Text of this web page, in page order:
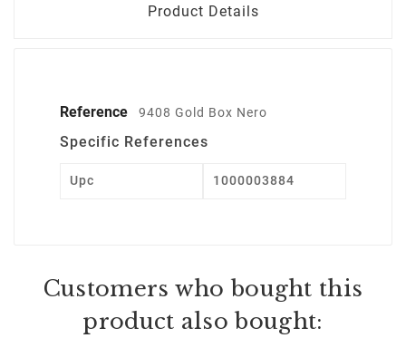
Product Details
Reference 9408 Gold Box Nero
Specific References
Upc 1000003884
Customers who bought this
product also bought: